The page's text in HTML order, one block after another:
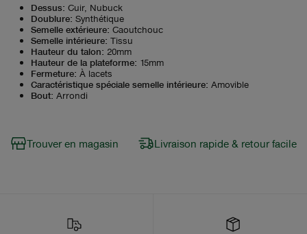
Dessus: Cuir, Nubuck
Doublure: Synthétique
Semelle extérieure: Caoutchouc
Semelle intérieure: Tissu
Hauteur du talon: 20mm
Hauteur de la plateforme: 15mm
Fermeture: À lacets
Caractéristique spéciale semelle intérieure: Amovible
Bout: Arrondi
Trouver en magasin Livraison rapide & retour facile